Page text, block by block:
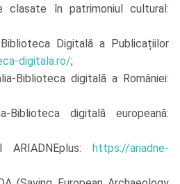
în patrimoniul cultural:
Digitală a Publicațiilor
digitala.ro/;
digitală a României:
digitală europeană:
https://ariadne-